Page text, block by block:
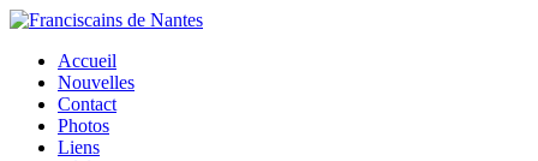
Accueil
Nouvelles
Contact
Photos
Liens